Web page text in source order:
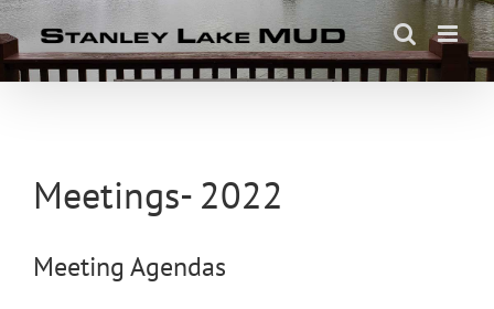
Skip
to
content
Meetings- 2022
Meeting Agendas